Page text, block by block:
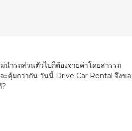
นำรถส่วนตัวไปก็ต้องจ่ายค่าโดยสารรถ
ะคุ้มกว่ากัน วันนี้ Drive Car Rental จึงขอ
?